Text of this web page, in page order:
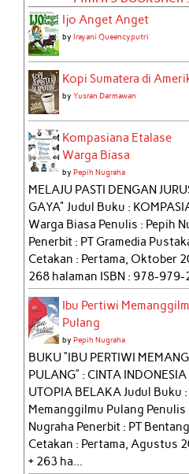
Ijo Anget Anget
byIrayani Queencyputri
Kopi Sumatera di
byYusran Darmawan
Kompasiana Etalase
Warga Biasa
byPepih Nugraha
MELAJU PASTI DENGAN
GAYA" Judul Buku :
Warga Biasa Penulis : Pepih
Penerbit : PT Gramedia
Cetakan : Pertama, Oktober
268 halaman ISBN : 978-
Ibu Pertiwi
Pulang
byPepih Nugraha
BUKU “IBU PERTIWI
PULANG” : CINTA
UTOPIA BELAKA Judul Buku
Memanggilmu Pulang Penulis
Nugraha Penerbit : PT
Cetakan : Pertama, Agustus
+ 263 ha...